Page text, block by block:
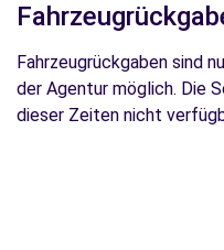
Fahrzeugrückgaben sind
der Agentur möglich. Die
dieser Zeiten nicht